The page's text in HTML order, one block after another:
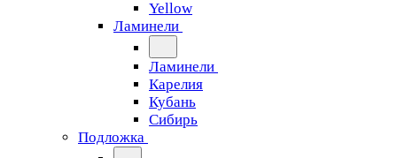
Yellow
Ламинели
Ламинели
Карелия
Кубань
Сибирь
Подложка